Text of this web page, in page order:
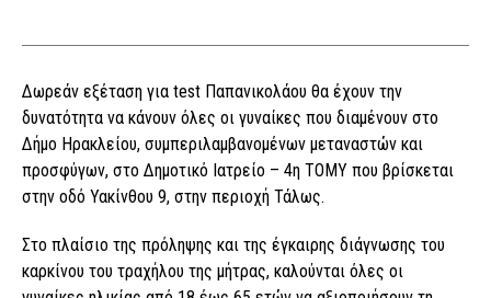
Δωρεάν εξέταση για test Παπανικολάου θα έχουν την
δυνατότητα να κάνουν όλες οι γυναίκες που διαμένουν στο
Δήμο Ηρακλείου, συμπεριλαμβανομένων μεταναστών και
προσφύγων, στο Δημοτικό Ιατρείο – 4η ΤΟΜΥ που βρίσκεται
στην οδό Υακίνθου 9, στην περιοχή Τάλως.
Στο πλαίσιο της πρόληψης και της έγκαιρης διάγνωσης του
καρκίνου του τραχήλου της μήτρας, καλούνται όλες οι